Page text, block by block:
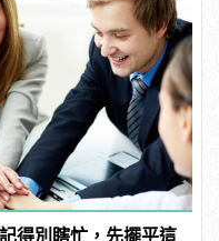
得別瞎忙，先擺平這